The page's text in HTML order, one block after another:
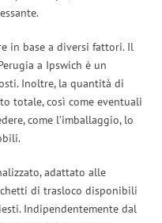
in base a diversi fattori. Il
a Ipswich è un
Inoltre, la quantità di
totale, così come eventuali
come l’imballaggio, lo
adattato alle
di trasloco disponibili
Indipendentemente dal